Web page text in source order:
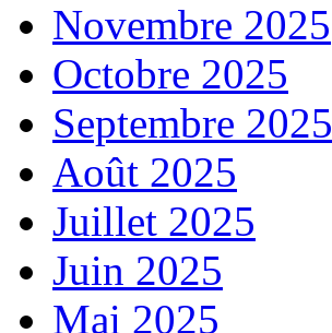
Novembre 2025
Octobre 2025
Septembre 2025
Août 2025
Juillet 2025
Juin 2025
Mai 2025